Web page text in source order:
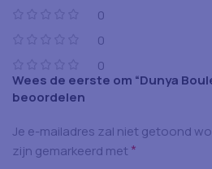
0
0
0
Wees de eerste om “Dunya
beoordelen
Je e-mailadres zal niet getoond
zijn gemarkeerd met *